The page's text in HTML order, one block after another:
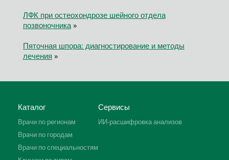
ЛФК при остеохондрозе шейного отдела
позвоночника»
Пяточная шпора: диагностирование и методы
лечения »
Каталог
Врачи по регионам
Врачи по городам
Врачи по специальностям
Сервисы
ИИ-расшифровка анализов